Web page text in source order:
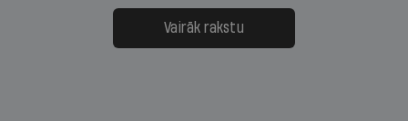
Vairāk rakstu